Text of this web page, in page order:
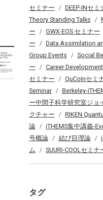
セミナー
DEEP-INセミ
Theory Standing Talks
ー
GWX-EOS セミナー
ー
Data Assimilation
Group Events
Social
ー
Career Development
セミナー
QuCoInセミ
Seminar
Berkeley-
ー中間子科学研究室ジョ
クチャー
RIKEN
論
iTHEMS集中講義-
号概論
結び目理論
ム
SUURI-COOLセミナ
タグ